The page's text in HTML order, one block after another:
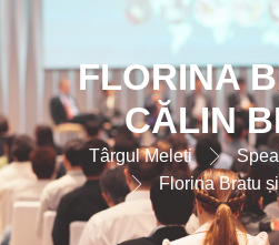
FLORINA
CĂLIN
Târgul Meleti
Florina Bratu